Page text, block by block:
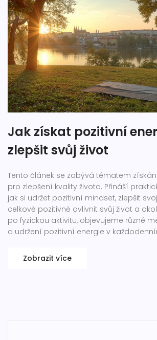
Jak získat pozitivní
zlepšit svůj život
Tento článek se zabývá tématem
pro zlepšení kvality života. Přináší
jak si udržet pozitivní mindset, zlepšit
celkově pozitivně ovlivnit svůj život a
po fyzickou aktivitu, objevujeme různé
a udržení pozitivní energie v
Zobrazit více